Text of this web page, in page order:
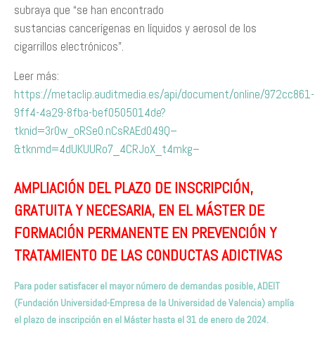
subraya que “se han encontrado
sustancias cancerígenas en líquidos y aerosol de los
cigarrillos electrónicos”.
Leer más:
https://metaclip.auditmedia.es/api/document/online/972cc861-
9ff4-4a29-8fba-bef0505014de?
tknid=3r0w_oRSe0.nCsRAEd049Q–
&tknmd=4dUKUURo7_4CRJoX_t4mkg–
AMPLIACIÓN DEL PLAZO DE INSCRIPCIÓN,
GRATUITA Y NECESARIA, EN EL MÁSTER DE
FORMACIÓN PERMANENTE EN PREVENCIÓN Y
TRATAMIENTO DE LAS CONDUCTAS ADICTIVAS
Para poder satisfacer el mayor número de demandas posible, ADEIT
(Fundación Universidad-Empresa de la Universidad de Valencia) amplía
el plazo de inscripción en el Máster hasta el 31 de enero de 2024.